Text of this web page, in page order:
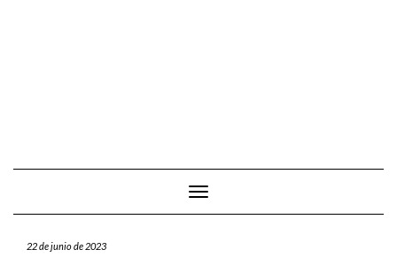
Cambiar modo de navegación
22 de junio de 2023